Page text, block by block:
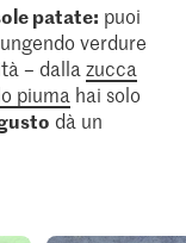
patate: puoi
verdure
– dallazucca
piuma hai solo
dà un